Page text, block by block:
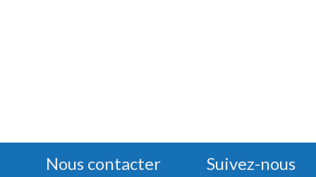
Nous contacter Suivez-nous